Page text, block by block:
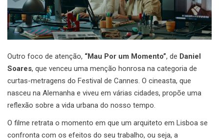
Outro foco de atenção, “Mau Por um Momento”, de Daniel
Soares, que venceu uma menção honrosa na categoria de
curtas-metragens do Festival de Cannes. O cineasta, que
nasceu na Alemanha e viveu em várias cidades, propõe uma
reflexão sobre a vida urbana do nosso tempo.
O filme retrata o momento em que um arquiteto em Lisboa se
confronta com os efeitos do seu trabalho, ou seja, a